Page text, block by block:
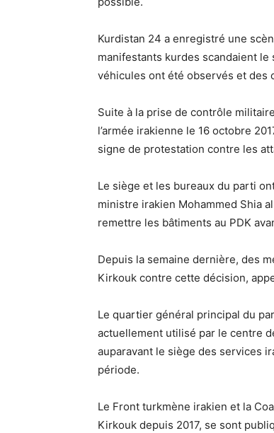
Kurdistan 24 a enregistré une
manifestants kurdes scandaient
véhicules ont été observés et des
Suite à la prise de contrôle
l’armée irakienne le 16 octobre
signe de protestation contre les
Le siège et les bureaux du parti
ministre irakien Mohammed Shia
remettre les bâtiments au PDK
Depuis la semaine dernière, des
Kirkouk contre cette décision,
Le quartier général principal du
actuellement utilisé par le centre
auparavant le siège des services
période.
Le Front turkmène irakien et la
Kirkouk depuis 2017, se sont